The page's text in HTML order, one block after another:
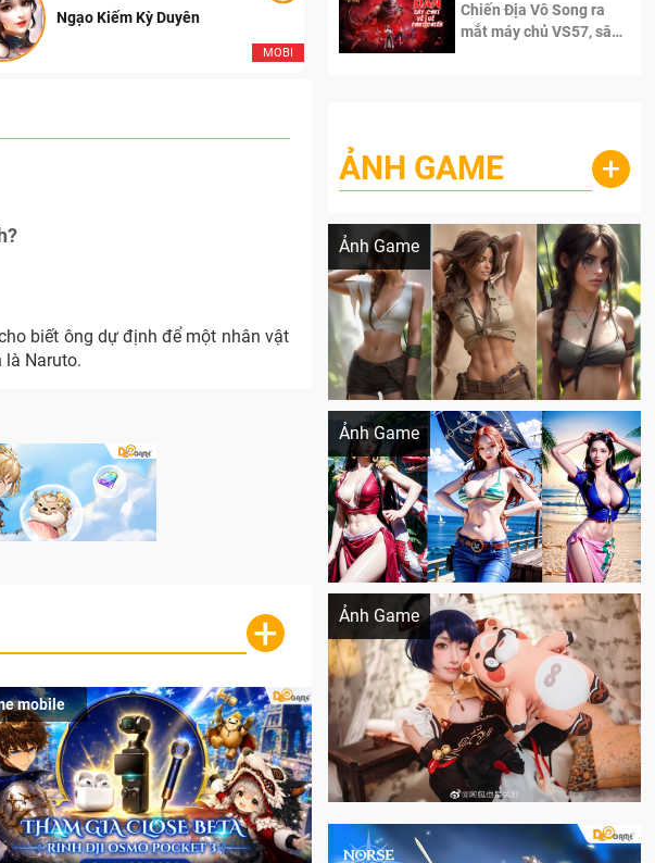
MOBI
Ngạo Kiếm Kỳ Duyên Ngạo Thiên Mobile
biết ông dự định để một nhân vật
là Naruto.
+
mobile
Chiến Địa Vô Song ra
mắt máy chủ VS57, sân
ẢNH GAME +
Ảnh Game
Lala Croft vừa nóng vừa xinh dưới nét vẽ
Ảnh Game
Khi AI Cosplay gái đẹp One Piece
Ảnh Game
Cosplay Xiangling siêu cute